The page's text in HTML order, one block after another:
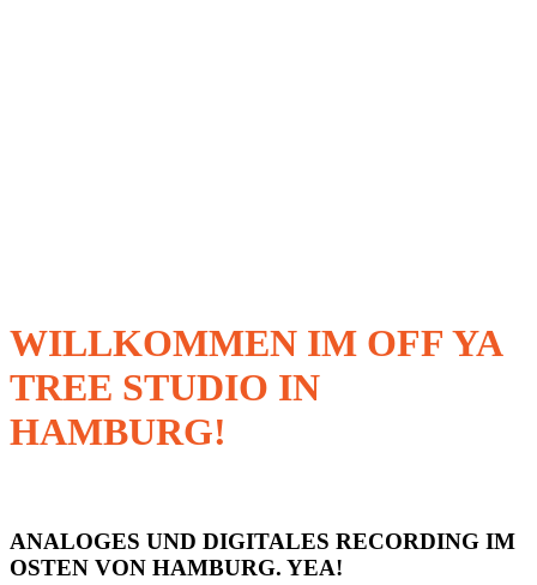
WILLKOMMEN IM OFF YA
TREE STUDIO IN
HAMBURG!
ANALOGES UND DIGITALES RECORDING IM
OSTEN VON HAMBURG. YEA!